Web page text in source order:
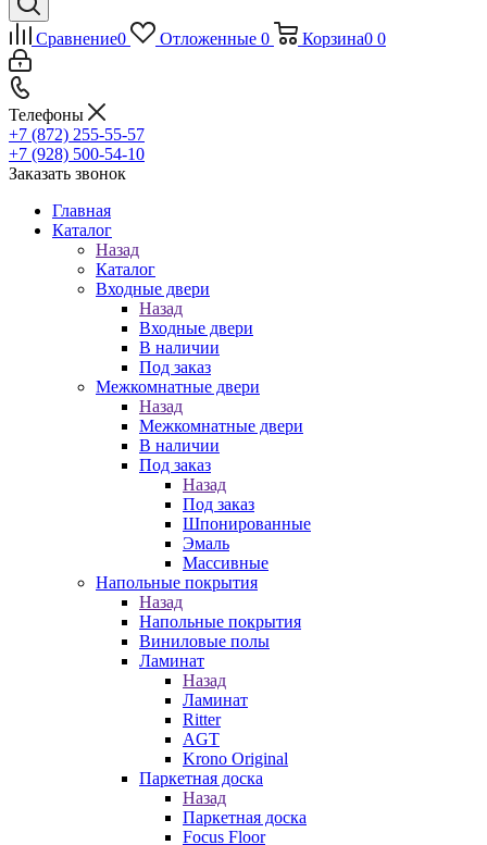
Сравнение0 Отложенные 0 Корзина0 0
Телефоны
+7 (872) 255-55-57
+7 (928) 500-54-10
Заказать звонок
Главная
Каталог
Назад
Каталог
Входные двери
Назад
Входные двери
В наличии
Под заказ
Межкомнатные двери
Назад
Межкомнатные двери
В наличии
Под заказ
Назад
Под заказ
Шпонированные
Эмаль
Массивные
Напольные покрытия
Назад
Напольные покрытия
Виниловые полы
Ламинат
Назад
Ламинат
Ritter
AGT
Krono Original
Паркетная доска
Назад
Паркетная доска
Focus Floor